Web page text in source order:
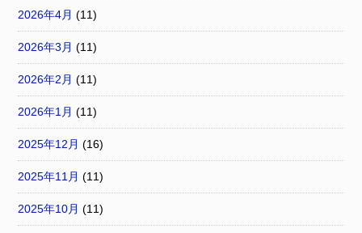
2026年4月 (11)
2026年3月 (11)
2026年2月 (11)
2026年1月 (11)
2025年12月 (16)
2025年11月 (11)
2025年10月 (11)